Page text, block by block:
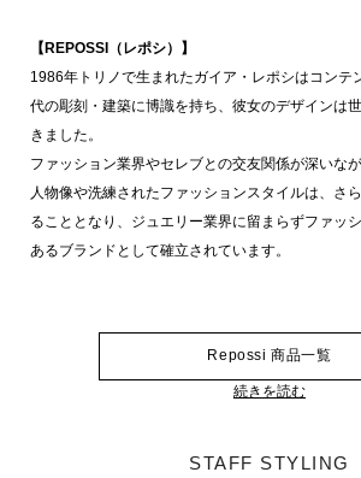
【REPOSSI（レポシ）】
1986年トリノで生まれたガイア・レポシはコンテ
代の彫刻・建築に博識を持ち、彼女のデザインは
きました。
ファッション業界やセレブとの交友関係が深いな
人物像や洗練されたファッションスタイルは、さ
ることとなり、ジュエリー業界に留まらずファッ
あるブランドとして確立されています。
Repossi 商品一覧
続きを読む
STAFF STYLING